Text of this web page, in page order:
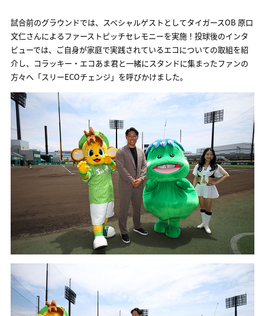
試合前のグラウンドでは、スペシャルゲストとしてタイガースOB 原口
文仁さんによるファーストピッチセレモニーを実施！投球後のインタ
ビューでは、ご自身が家庭で実践されているエコについての取組を紹
介し、コラッキー・エコあま君と一緒にスタンドに集まったファンの
方々へ「スリーECOチェンジ」を呼びかけました。